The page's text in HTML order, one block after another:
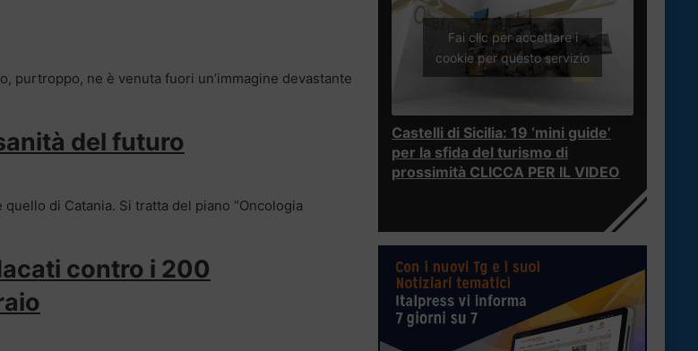
purtroppo, ne è venuta fuori un’immagine devastante
del futuro
di Catania. Si tratta del piano “Oncologia
contro i 200
Fai clic per accettare i
cookie per questo servizio
Castelli di Sicilia: 19 ‘mini guide’
per la sfida del turismo di
prossimità CLICCA PER IL VIDEO